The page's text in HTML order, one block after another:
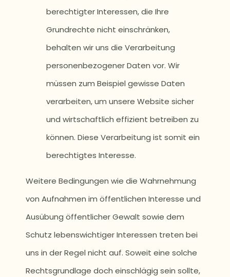
berechtigter Interessen, die Ihre
Grundrechte nicht einschränken,
behalten wir uns die Verarbeitung
personenbezogener Daten vor. Wir
müssen zum Beispiel gewisse Daten
verarbeiten, um unsere Website sicher
und wirtschaftlich effizient betreiben zu
können. Diese Verarbeitung ist somit ein
berechtigtes Interesse.
Weitere Bedingungen wie die Wahrnehmung
von Aufnahmen im öffentlichen Interesse und
Ausübung öffentlicher Gewalt sowie dem
Schutz lebenswichtiger Interessen treten bei
uns in der Regel nicht auf. Soweit eine solche
Rechtsgrundlage doch einschlägig sein sollte,